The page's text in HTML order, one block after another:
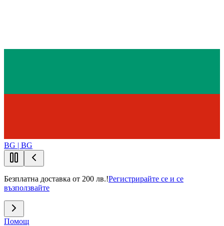
BG | BG
Безплатна доставка от 200 лв.!Регистрирайте се и се
възползвайте
Помощ